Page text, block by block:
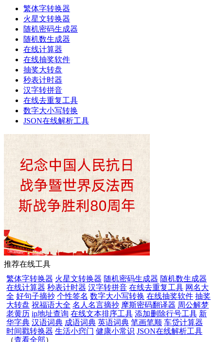
繁体字转换器
火星文转换器
随机密码生成器
随机数生成器
在线计算器
在线抽奖软件
抽奖大转盘
秒表计时器
汉字转拼音
在线去重复工具
数字大小写转换
JSON在线解析工具
推荐在线工具
繁体字转换器 火星文转换器 随机密码生成器 随机数生成器
在线计算器 秒表计时器 汉字转拼音 在线去重复工具 网名大
全 好句子摘抄 个性签名 数字大小写转换 在线抽奖软件 抽奖
大转盘 祝福语大全 名人名言摘抄 摩斯密码翻译器 周公解梦
老黄历 ip地址查询 在线文本排序工具 添加删除行号工具 新
华字典 汉语词典 成语词典 英语词典 笔画笔顺 车贷计算器
时间戳转换器 生活小窍门 健康小常识 JSON在线解析工具
（查看全部）